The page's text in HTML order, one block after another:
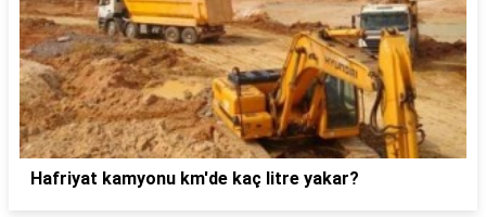
Hafriyat kamyonu km'de kaç litre yakar?